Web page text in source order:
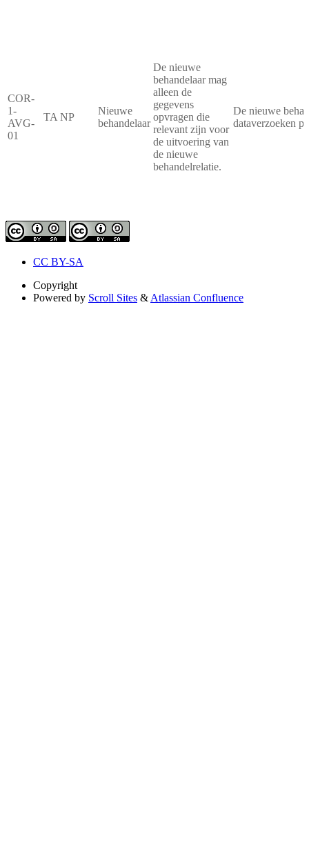
COR-
1-
AVG-
01
TA NP
Nieuwe
behandelaar
De nieuwe
behandelaar mag
alleen de
gegevens
opvragen die
relevant zijn voor
de uitvoering van
de nieuwe
behandelrelatie.
De nieuwe
dataverzoeken
CC BY-SA
Copyright
Powered by Scroll Sites & Atlassian Confluence